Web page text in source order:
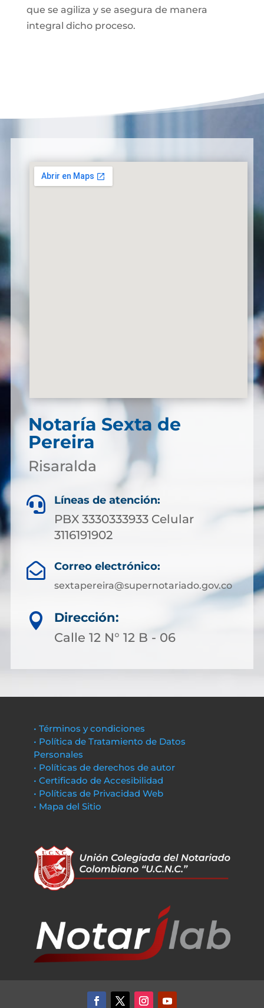
que se agiliza y se asegura de manera
integral dicho proceso.
Notaría Sexta de
Pereira
Risaralda
 Líneas de atención:
PBX 3330333933 Celular
3116191902
 Correo electrónico:
sextapereira@supernotariado.gov.co

Dirección:
Calle 12 N° 12 B - 06
• Términos y condiciones
• Política de Tratamiento de Datos
Personales
• Políticas de derechos de autor
• Certificado de Accesibilidad
• Políticas de Privacidad Web
• Mapa del Sitio